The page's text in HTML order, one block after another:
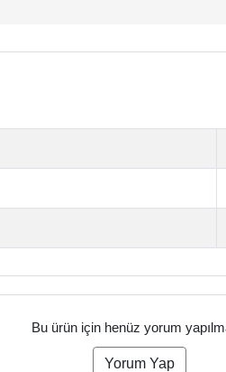
Bu ürün için henüz yorum
Yorum Yap